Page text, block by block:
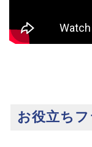
お役立ち